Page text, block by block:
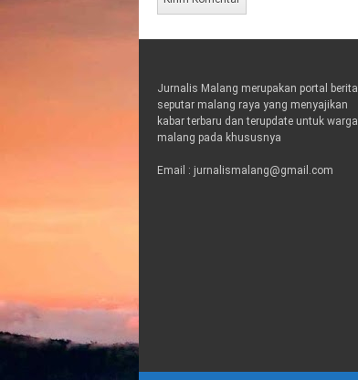
Jurnalis Malang merupakan portal berita
seputar malang raya yang menyajikan
kabar terbaru dan terupdate untuk warga
malang pada khususnya
Email : jurnalismalang@gmail.com